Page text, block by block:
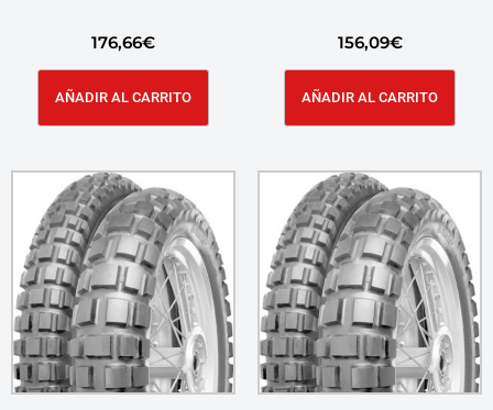
176,66€
AÑADIR AL CARRITO
156,09€
AÑADIR AL CARRITO